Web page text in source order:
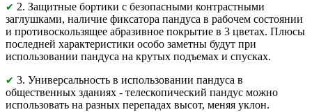
✔ 2. Защитные бортики с безопасными контрастными
заглушками, наличие фиксатора пандуса в рабочем состоянии
и противоскользящее абразивное покрытие в 3 цветах. Плюсы
последней характеристики особо заметны будут при
использовании пандуса на крутых подъемах и спусках.
✔ 3. Универсальность в использовании пандуса в
общественных зданиях - телескопический пандус можно
использовать на разных перепадах высот, меняя уклон.